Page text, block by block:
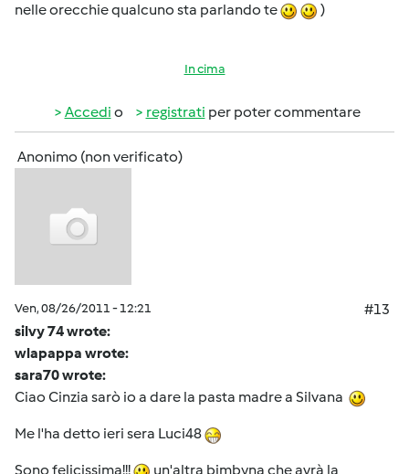
nelle orecchie qualcuno sta parlando te
)
In cima
Accedi o registrati per poter commentare
Anonimo (non verificato)
Ven, 08/26/2011 - 12:21
#13
silvy 74 wrote:
wlapappa wrote:
sara70 wrote:
Ciao Cinzia sarò io a dare la pasta madre a Silvana
Me l'ha detto ieri sera Luci48
Sono felicissima!!! un'altra bimbyna che avrà la